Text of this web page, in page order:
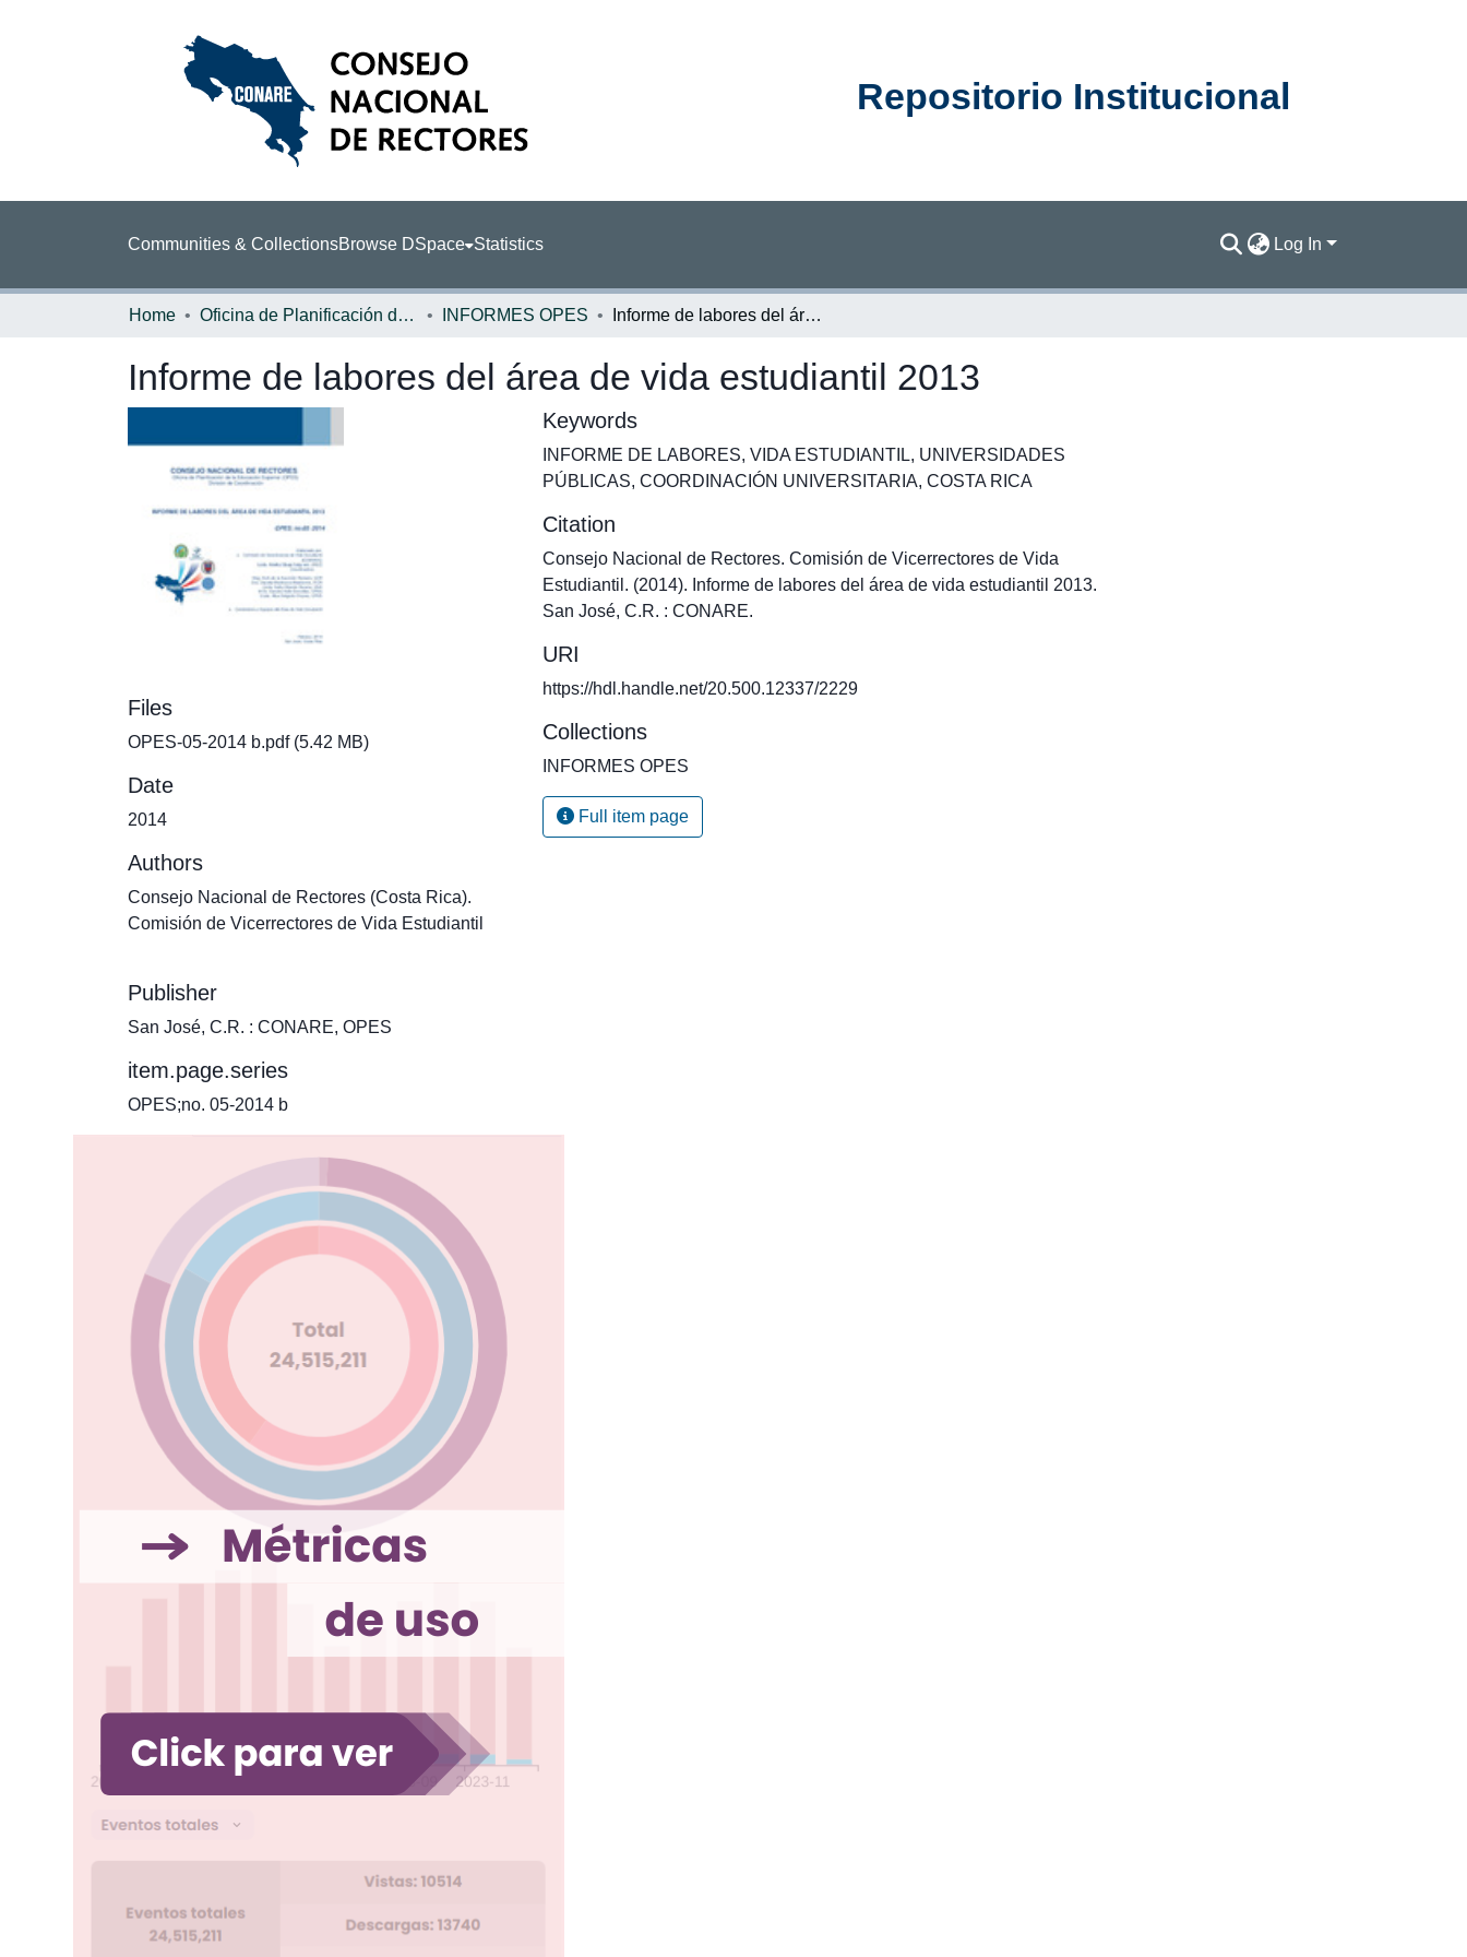
Repositorio Institucional
Communities & CollectionsBrowse DSpace Statistics Log In
Home Oficina de Planificación de la Educación Superior (OPES) INFORMES OPES Informe de labores del área de vida estudiantil 2013
Informe de labores del área de vida estudiantil 2013
Files
OPES-05-2014 b.pdf(5.42 MB)
Date
2014
Authors
Consejo Nacional de Rectores (Costa Rica).
Comisión de Vicerrectores de Vida Estudiantil
Publisher
San José, C.R. : CONARE, OPES
item.page.series
OPES;no. 05-2014 b
Keywords
INFORME DE LABORES, VIDA ESTUDIANTIL, UNIVERSIDADES
PÚBLICAS, COORDINACIÓN UNIVERSITARIA, COSTA RICA
Citation
Consejo Nacional de Rectores. Comisión de Vicerrectores de Vida
Estudiantil. (2014). Informe de labores del área de vida estudiantil 2013.
San José, C.R. : CONARE.
URI
https://hdl.handle.net/20.500.12337/2229
Collections
INFORMES OPES
Full item page